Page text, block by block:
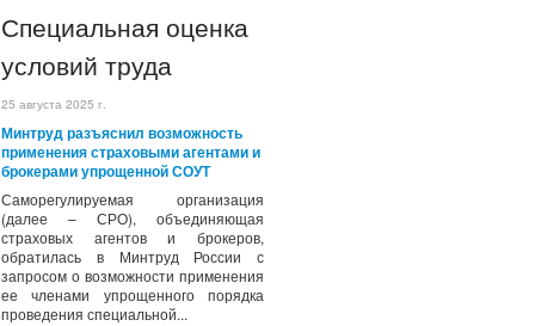
Специальная оценка
условий труда
25 августа 2025 г.
Минтруд разъяснил возможность
применения страховыми агентами и
брокерами упрощенной СОУТ
Саморегулируемая организация
(далее – СРО), объединяющая
страховых агентов и брокеров,
обратилась в Минтруд России с
запросом о возможности применения
ее членами упрощенного порядка
проведения специальной...